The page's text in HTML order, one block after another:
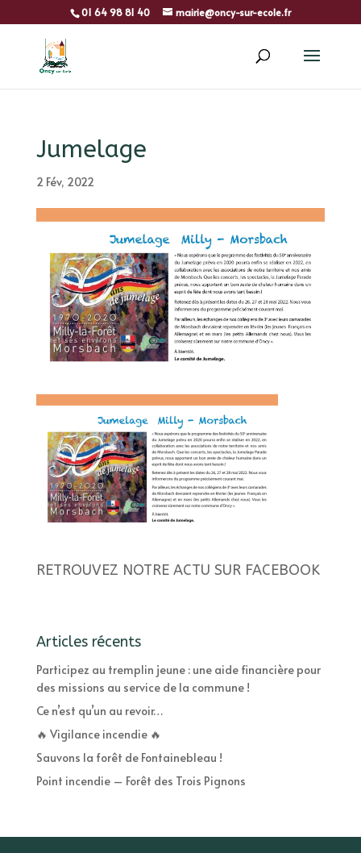
01 64 98 81 40 mairie@oncy-sur-ecole.fr
Jumelage
2 Fév, 2022
RETROUVEZ NOTRE ACTU SUR FACEBOOK
Articles récents
Participez au tremplin jeune : une aide financière pour
des missions au service de la commune !
Ce n’est qu’un au revoir…
🔥 Vigilance incendie 🔥
Sauvons la forêt de Fontainebleau !
Point incendie – Forêt des Trois Pignons